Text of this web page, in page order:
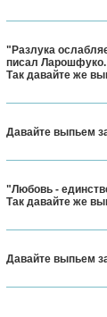
"Разлука
писал Ларошфуко.
Так давайте же
Давайте выпьем
"Любовь -
Так давайте же
Давайте выпьем